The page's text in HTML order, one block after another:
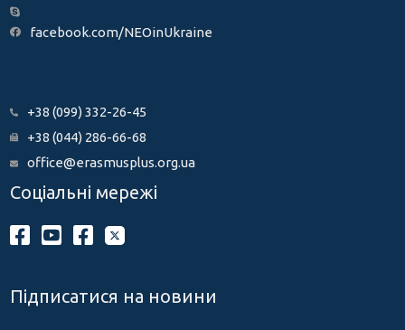
facebook.com/NEOinUkraine
+38 (099) 332-26-45
+38 (044) 286-66-68
office@erasmusplus.org.ua
Соціальні мережі
Підписатися на новини